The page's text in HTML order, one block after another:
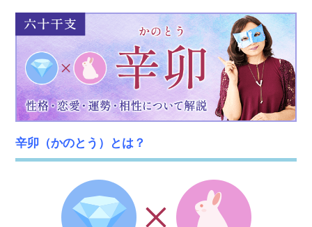
公
開
日:
ゴ
リ
ー:
辛卯（かのとう）とは？